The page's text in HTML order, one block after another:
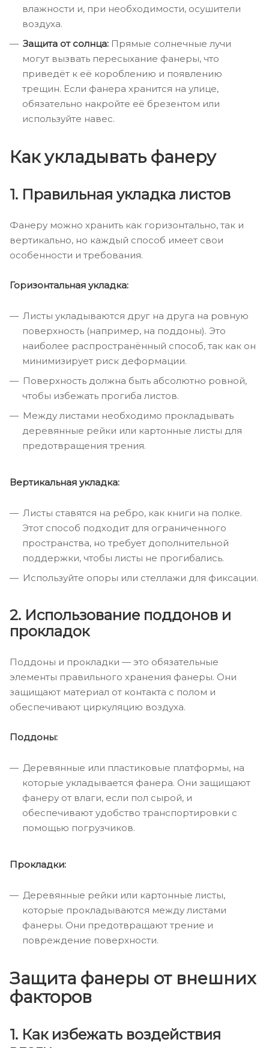
влажности и, при необходимости, осушители
воздуха.
Защита от солнца: Прямые солнечные лучи
могут вызвать пересыхание фанеры, что
приведёт к её короблению и появлению
трещин. Если фанера хранится на улице,
обязательно накройте её брезентом или
используйте навес.
Как укладывать фанеру
1. Правильная укладка листов
Фанеру можно хранить как горизонтально, так и
вертикально, но каждый способ имеет свои
особенности и требования.
Горизонтальная укладка:
Листы укладываются друг на друга на ровную
поверхность (например, на поддоны). Это
наиболее распространённый способ, так как он
минимизирует риск деформации.
Поверхность должна быть абсолютно ровной,
чтобы избежать прогиба листов.
Между листами необходимо прокладывать
деревянные рейки или картонные листы для
предотвращения трения.
Вертикальная укладка:
Листы ставятся на ребро, как книги на полке.
Этот способ подходит для ограниченного
пространства, но требует дополнительной
поддержки, чтобы листы не прогибались.
Используйте опоры или стеллажи для фиксации.
2. Использование поддонов и
прокладок
Поддоны и прокладки — это обязательные
элементы правильного хранения фанеры. Они
защищают материал от контакта с полом и
обеспечивают циркуляцию воздуха.
Поддоны:
Деревянные или пластиковые платформы, на
которые укладывается фанера. Они защищают
фанеру от влаги, если пол сырой, и
обеспечивают удобство транспортировки с
помощью погрузчиков.
Прокладки:
Деревянные рейки или картонные листы,
которые прокладываются между листами
фанеры. Они предотвращают трение и
повреждение поверхности.
Защита фанеры от внешних
факторов
1. Как избежать воздействия